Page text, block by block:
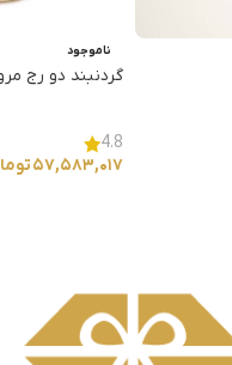
ناموجود
گردنبند دو رج
4.8
۵۷,۵۸۳,۰۱۷